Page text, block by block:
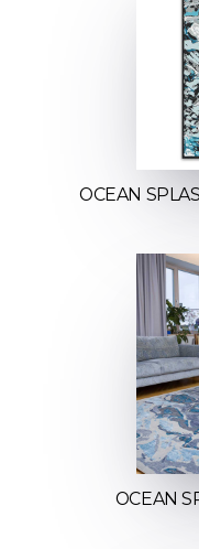
OCEAN
OCEAN